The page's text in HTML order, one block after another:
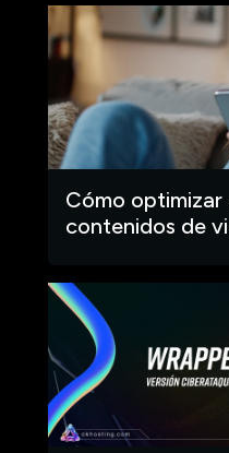
Cómo optimizar
contenidos de